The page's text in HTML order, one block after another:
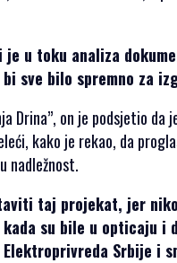
u toku analiza
sve bilo spremno za
Drina”, on je podsjetio
kako je rekao, da
nadležnost.
taj projekat, jer
kada su bile u opticaju
Srbije i